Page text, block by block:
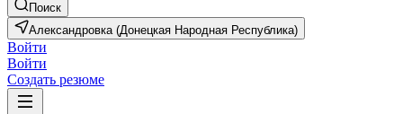
Поиск
Александровка (Донецкая Народная Республика)
Войти
Войти
Создать резюме